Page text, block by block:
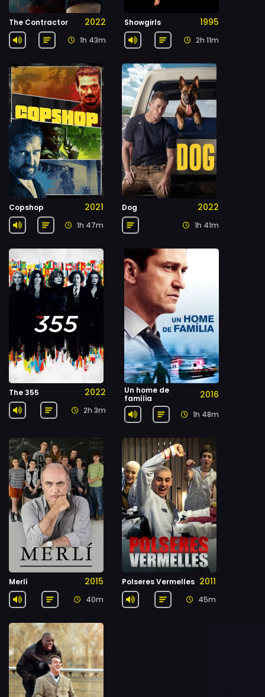
The Contractor 2022
1h 43m
Showgirls 1995
2h 11m
Copshop 2021
1h 47m
Dog 2022
1h 41m
The 355 2022
2h 3m
Un home de
família
2016
1h 48m
Merlí 2015
40m
Polseres Vermelles 2011
45m